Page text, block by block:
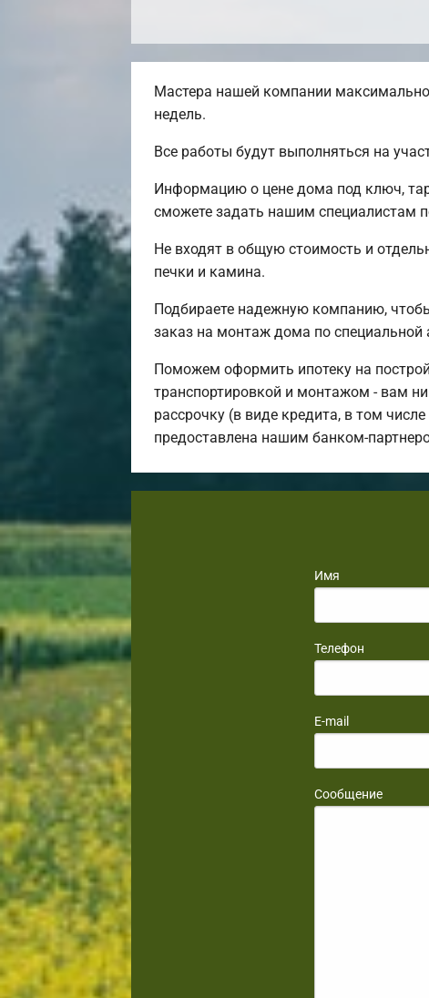
Мастера нашей компании
недель.
Все работы будут выполняться на
Информацию о цене дома под ключ,
сможете задать нашим специалистам
Не входят в общую стоимость и
печки и камина.
Подбираете надежную компанию,
заказ на монтаж дома по специальной
Поможем оформить ипотеку на
транспортировкой и монтажом - вам
рассрочку (в виде кредита, в том
предоставлена нашим банком-
Имя
Телефон
E-mail
Сообщение